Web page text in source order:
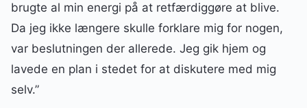
brugte al min energi på at retfærdiggøre at blive.
Da jeg ikke længere skulle forklare mig for nogen,
var beslutningen der allerede. Jeg gik hjem og
lavede en plan i stedet for at diskutere med mig
selv.”